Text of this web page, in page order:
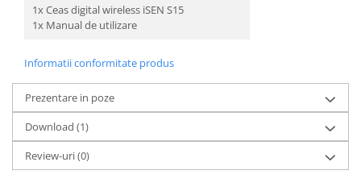
1x Ceas digital wireless iSEN S15
1x Manual de utilizare
Informatii conformitate produs
Prezentare in poze
Download (1)
Review-uri(0)